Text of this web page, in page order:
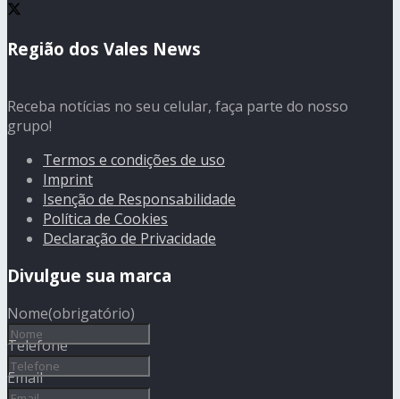
Região dos Vales News
Receba notícias no seu celular, faça parte do nosso
grupo!
Termos e condições de uso
Imprint
Isenção de Responsabilidade
Política de Cookies
Declaração de Privacidade
Divulgue sua marca
Nome(obrigatório)
Telefone
Email